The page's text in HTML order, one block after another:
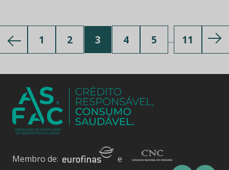
1 2 3 4 5 … 11
Membro de:
e